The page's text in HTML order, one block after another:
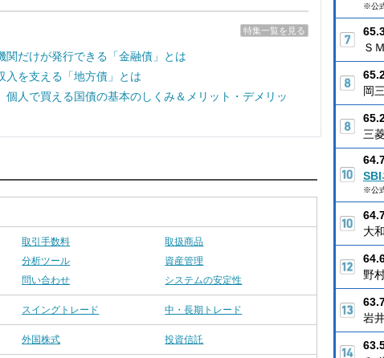
特集一覧を見る
関だけが発行できる「金融債」とは
入を支える「地方債」とは
人で買える国債の基本のしくみ＆メリット・デメリッ
取引手数料
取扱商品
分析ツール
資産管理
問い合わせ システムの安定性
スイングトレード 中・長期トレード
外国株式 投資信託
※公
Ｓ
岡
三
SBI
※公
大
野
岩